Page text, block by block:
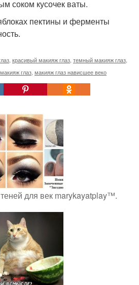
соком кусочек ваты.
пектины и ферменты
красивый макияж глаз темный макияж глаз
глаз макияж глаз нависшее веко
для век marykayatplay™.